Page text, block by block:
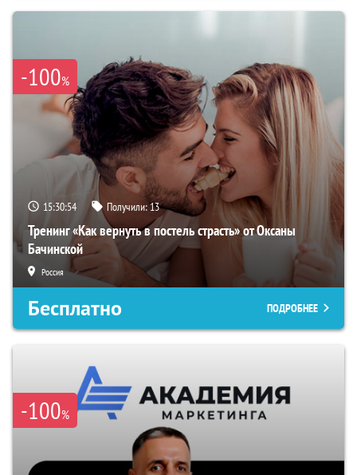
-100%
15:30:53 Получили:13
Тренинг «Как вернуть в постель страсть» от Оксаны
Бачинской
Россия
Бесплатно ПОДРОБНЕЕ
-100%